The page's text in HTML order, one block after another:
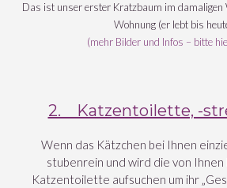
Das ist unser erster Kratzbaum im damaligen
Wohnung (er lebt bis
(mehr Bilder und Infos – bitte
2. Katzentoilette, -
Wenn das Kätzchen bei Ihnen
stubenrein und wird die von
Katzentoilette aufsuchen um ihr